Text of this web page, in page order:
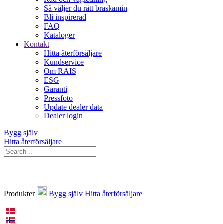
Så väljer du rätt braskamin
Bli inspirerad
FAQ
Kataloger
Kontakt
Hitta återförsäljare
Kundservice
Om RAIS
ESG
Garanti
Pressfoto
Update dealer data
Dealer login
Bygg själv
Hitta återförsäljare
Produkter Bygg själv Hitta återförsäljare